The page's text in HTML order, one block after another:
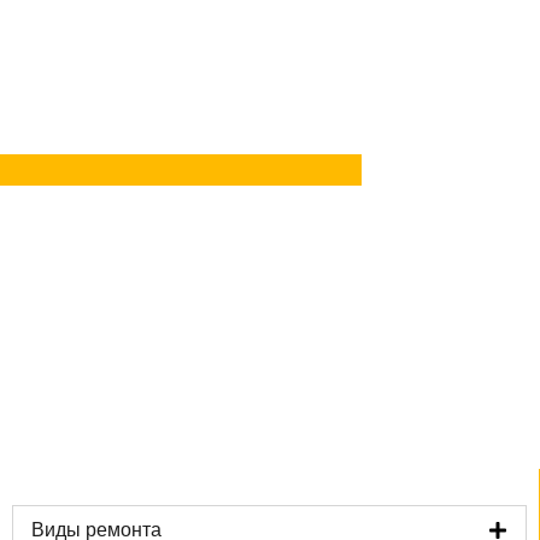
Виды ремонта